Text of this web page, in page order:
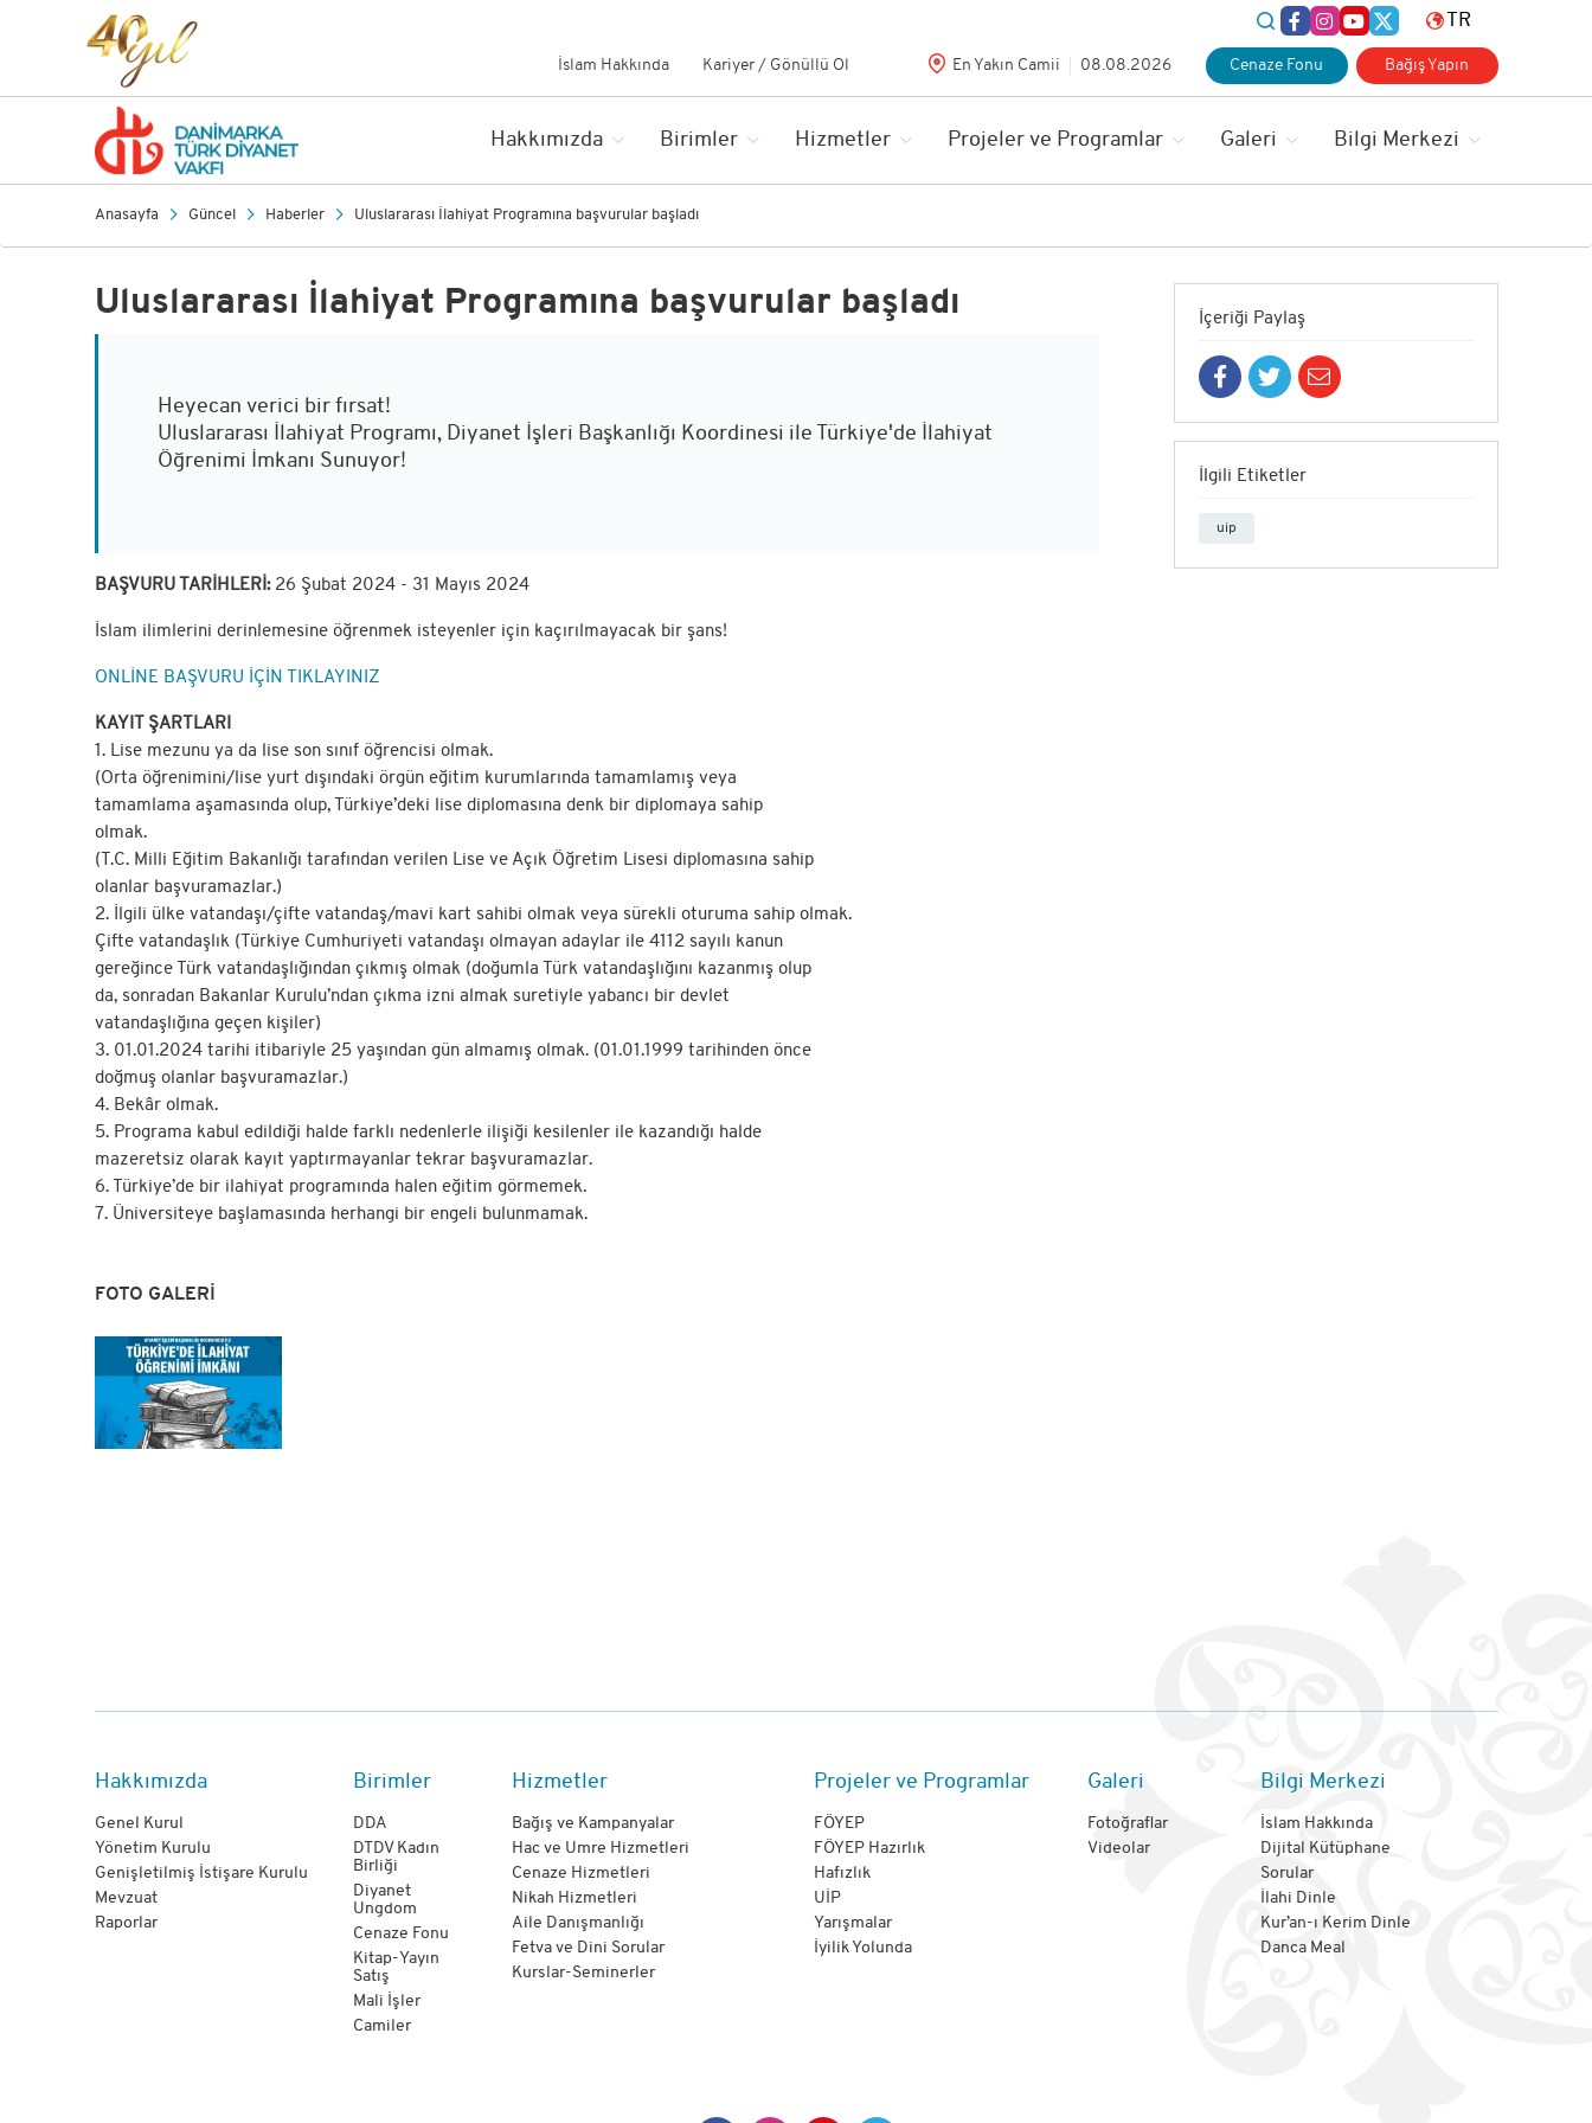
TR
Cenaze Fonu Bağış Yapın
İslam Hakkında Kariyer / Gönüllü Ol En Yakın Camii 08.08.2026
Hakkımızda Birimler Hizmetler Projeler ve Programlar Galeri Bilgi Merkezi
Anasayfa Güncel Haberler Uluslararası İlahiyat Programına başvurular başladı
Uluslararası İlahiyat Programına başvurular başladı
Heyecan verici bir fırsat!
Uluslararası İlahiyat Programı, Diyanet İşleri Başkanlığı Koordinesi ile Türkiye'de İlahiyat
Öğrenimi İmkanı Sunuyor!
BAŞVURU TARİHLERİ:26 Şubat 2024 - 31 Mayıs 2024
İslam ilimlerini derinlemesine öğrenmek isteyenler için kaçırılmayacak bir şans!
ONLİNE BAŞVURU İÇİN TIKLAYINIZ
KAYIT ŞARTLARI
1. Lise mezunu ya da lise son sınıf öğrencisi olmak.
(Orta öğrenimini/lise yurt dışındaki örgün eğitim kurumlarında tamamlamış veya
tamamlama aşamasında olup, Türkiye’deki lise diplomasına denk bir diplomaya sahip
olmak.
(T.C. Milli Eğitim Bakanlığı tarafından verilen Lise ve Açık Öğretim Lisesi diplomasına sahip
olanlar başvuramazlar.)
2. İlgili ülke vatandaşı/çifte vatandaş/mavi kart sahibi olmak veya sürekli oturuma sahip olmak.
Çifte vatandaşlık (Türkiye Cumhuriyeti vatandaşı olmayan adaylar ile 4112 sayılı kanun
gereğince Türk vatandaşlığından çıkmış olmak (doğumla Türk vatandaşlığını kazanmış olup
da, sonradan Bakanlar Kurulu’ndan çıkma izni almak suretiyle yabancı bir devlet
vatandaşlığına geçen kişiler)
3. 01.01.2024 tarihi itibariyle 25 yaşından gün almamış olmak. (01.01.1999 tarihinden önce
doğmuş olanlar başvuramazlar.)
4. Bekâr olmak.
5. Programa kabul edildiği halde farklı nedenlerle ilişiği kesilenler ile kazandığı halde
mazeretsiz olarak kayıt yaptırmayanlar tekrar başvuramazlar.
6. Türkiye’de bir ilahiyat programında halen eğitim görmemek.
7. Üniversiteye başlamasında herhangi bir engeli bulunmamak.
FOTO GALERİ
İçeriği Paylaş
İlgili Etiketler
uip
Hakkımızda
Genel Kurul
Yönetim Kurulu
Genişletilmiş İstişare Kurulu
Mevzuat
Raporlar
Birimler
DDA
DTDV Kadın
Birliği
Diyanet
Ungdom
Cenaze Fonu
Kitap-Yayın
Satış
Mali İşler
Camiler
Hizmetler
Bağış ve Kampanyalar
Hac ve Umre Hizmetleri
Cenaze Hizmetleri
Nikah Hizmetleri
Aile Danışmanlığı
Fetva ve Dini Sorular
Kurslar-Seminerler
Projeler ve Programlar
FÖYEP
FÖYEP Hazırlık
Hafızlık
UİP
Yarışmalar
İyilik Yolunda
Galeri
Fotoğraflar
Videolar
Bilgi Merkezi
İslam Hakkında
Dijital Kütüphane
Sorular
İlahi Dinle
Kur’an-ı Kerim Dinle
Danca Meal